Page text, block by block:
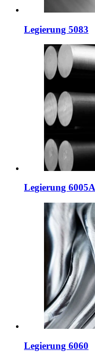
Legierung 5083
Legierung 6005A
Legierung 6060